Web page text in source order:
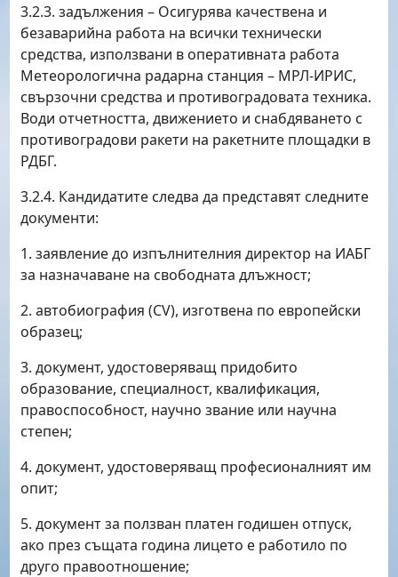
3.2.3. задължения – Осигурява качествена и
безаварийна работа на всички технически
средства, използвани в оперативната работа
Метеорологична радарна станция – МРЛ-ИРИС,
свързочни средства и противоградовата техника.
Води отчетността, движението и снабдяването с
противоградови ракети на ракетните площадки в
РДБГ.
3.2.4. Кандидатите следва да представят следните
документи:
1. заявление до изпълнителния директор на ИАБГ
за назначаване на свободната длъжност;
2. автобиография (CV), изготвена по европейски
образец;
3. документ, удостоверяващ придобито
образование, специалност, квалификация,
правоспособност, научно звание или научна
степен;
4. документ, удостоверяващ професионалният им
опит;
5. документ за ползван платен годишен отпуск,
ако през същата година лицето е работило по
друго правоотношение;